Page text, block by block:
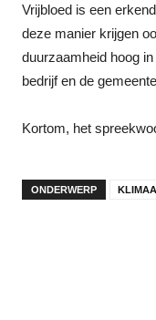
Vrijbloed is een
deze manier krijgen
duurzaamheid hoog
bedrijf en de
Kortom, het
ONDERWERP